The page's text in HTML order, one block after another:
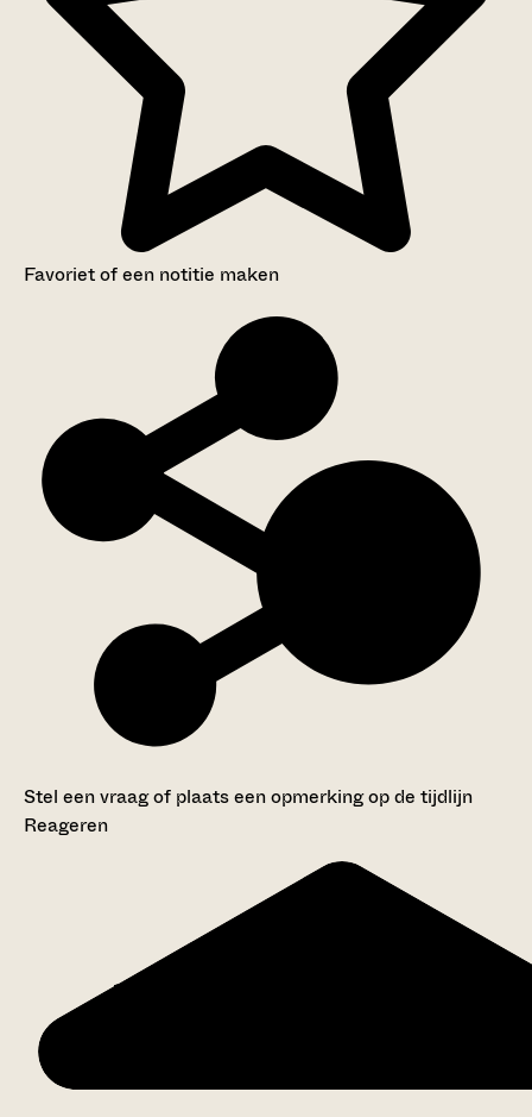
Favoriet of een notitie maken
Stel een vraag of plaats een opmerking op de tijdlijn
Reageren